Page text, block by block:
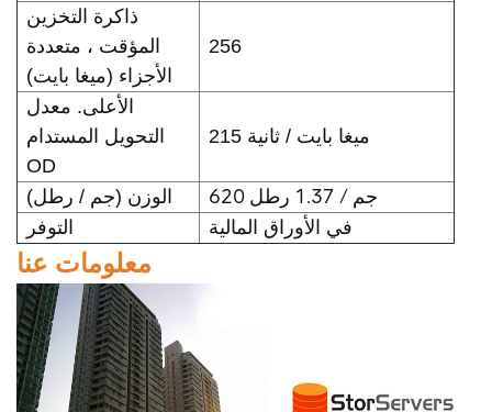
ذاكرة التخزين
المؤقت ، متعددة
الأجزاء (ميغا بايت)
256
الأعلى. معدل
التحويل المستدام
OD
215 ميغا بايت / ثانية
الوزن (جم / رطل) 620 جم / 1.37 رطل
التوفر في الأوراق المالية
معلومات عنا